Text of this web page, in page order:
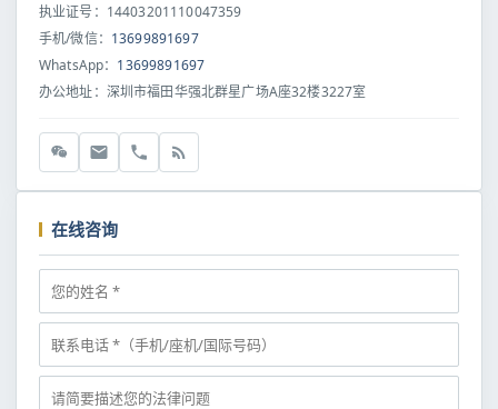
执业证号：14403201110047359
手机/微信： 13699891697
WhatsApp： 13699891697
办公地址：深圳市福田华强北群星广场A座32楼3227室
在线咨询